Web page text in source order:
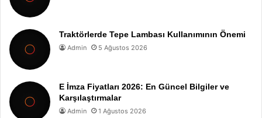
Traktörlerde Tepe Lambası Kullanımının Önemi
Admin 5 Ağustos 2026
E İmza Fiyatları 2026: En Güncel Bilgiler ve
Karşılaştırmalar
Admin 1 Ağustos 2026